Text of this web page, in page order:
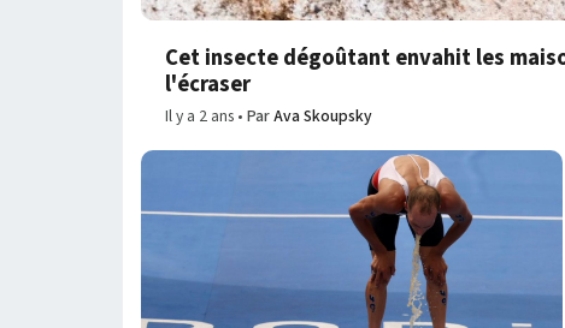
Cet insecte dégoûtant envahit les
l'écraser
Il y a 2 ans ParAva Skoupsky